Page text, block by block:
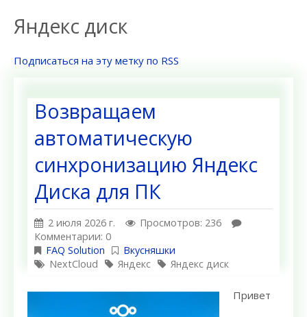
Яндекс диск
Подписаться на эту метку по RSS
Возвращаем
автоматическую
синхронизацию Яндекс
Диска для ПК
2 июля 2026 г.
Просмотров: 236
Комментарии: 0
FAQ Solution
Вкусняшки
NextCloud
Яндекс Яндекс диск
Привет